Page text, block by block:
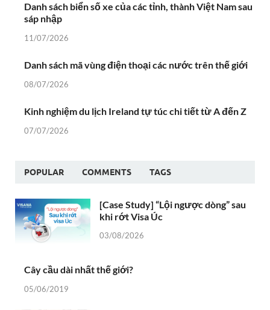
Danh sách biển số xe của các tỉnh, thành Việt Nam sau
sáp nhập
11/07/2026
Danh sách mã vùng điện thoại các nước trên thế giới
08/07/2026
Kinh nghiệm du lịch Ireland tự túc chi tiết từ A đến Z
07/07/2026
POPULAR COMMENTS TAGS
[Case Study] “Lội ngược dòng” sau
khi rớt Visa Úc
03/08/2026
Cây cầu dài nhất thế giới?
05/06/2019